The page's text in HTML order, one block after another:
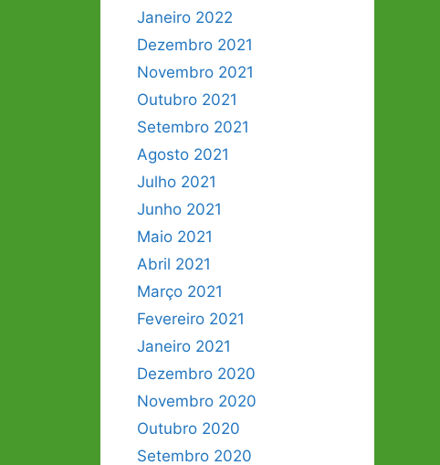
Janeiro 2022
Dezembro 2021
Novembro 2021
Outubro 2021
Setembro 2021
Agosto 2021
Julho 2021
Junho 2021
Maio 2021
Abril 2021
Março 2021
Fevereiro 2021
Janeiro 2021
Dezembro 2020
Novembro 2020
Outubro 2020
Setembro 2020